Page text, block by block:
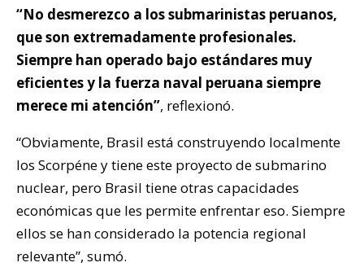
“No desmerezco a los submarinistas peruanos,
que son extremadamente profesionales.
Siempre han operado bajo estándares muy
eficientes y la fuerza naval peruana siempre
merece mi atención”, reflexionó.
“Obviamente, Brasil está construyendo localmente
los Scorpéne y tiene este proyecto de submarino
nuclear, pero Brasil tiene otras capacidades
económicas que les permite enfrentar eso. Siempre
ellos se han considerado la potencia regional
relevante”, sumó.